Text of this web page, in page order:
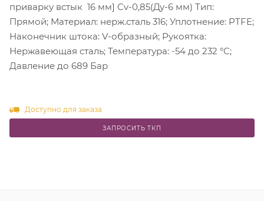
приварку встык 16 мм] Cv-0,85(Ду-6 мм) Тип:
Прямой; Материал: нерж.сталь 316; Уплотнение: PTFE;
Наконечник штока: V-образный; Рукоятка:
Нержавеющая сталь; Температура: -54 до 232 °C;
Давление до 689 Бар
Доступно для заказа
ЗАПРОСИТЬ ТКП